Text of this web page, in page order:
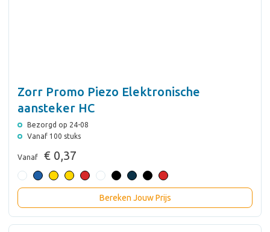
Zorr Promo Piezo Elektronische
aansteker HC
Bezorgd op 24-08
Vanaf 100 stuks
Vanaf € 0,37
Bereken Jouw Prijs